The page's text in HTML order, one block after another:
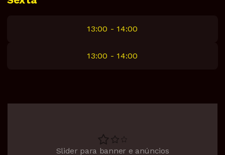
13:00 - 14:00
13:00 - 14:00
Slider para banner e anúncios